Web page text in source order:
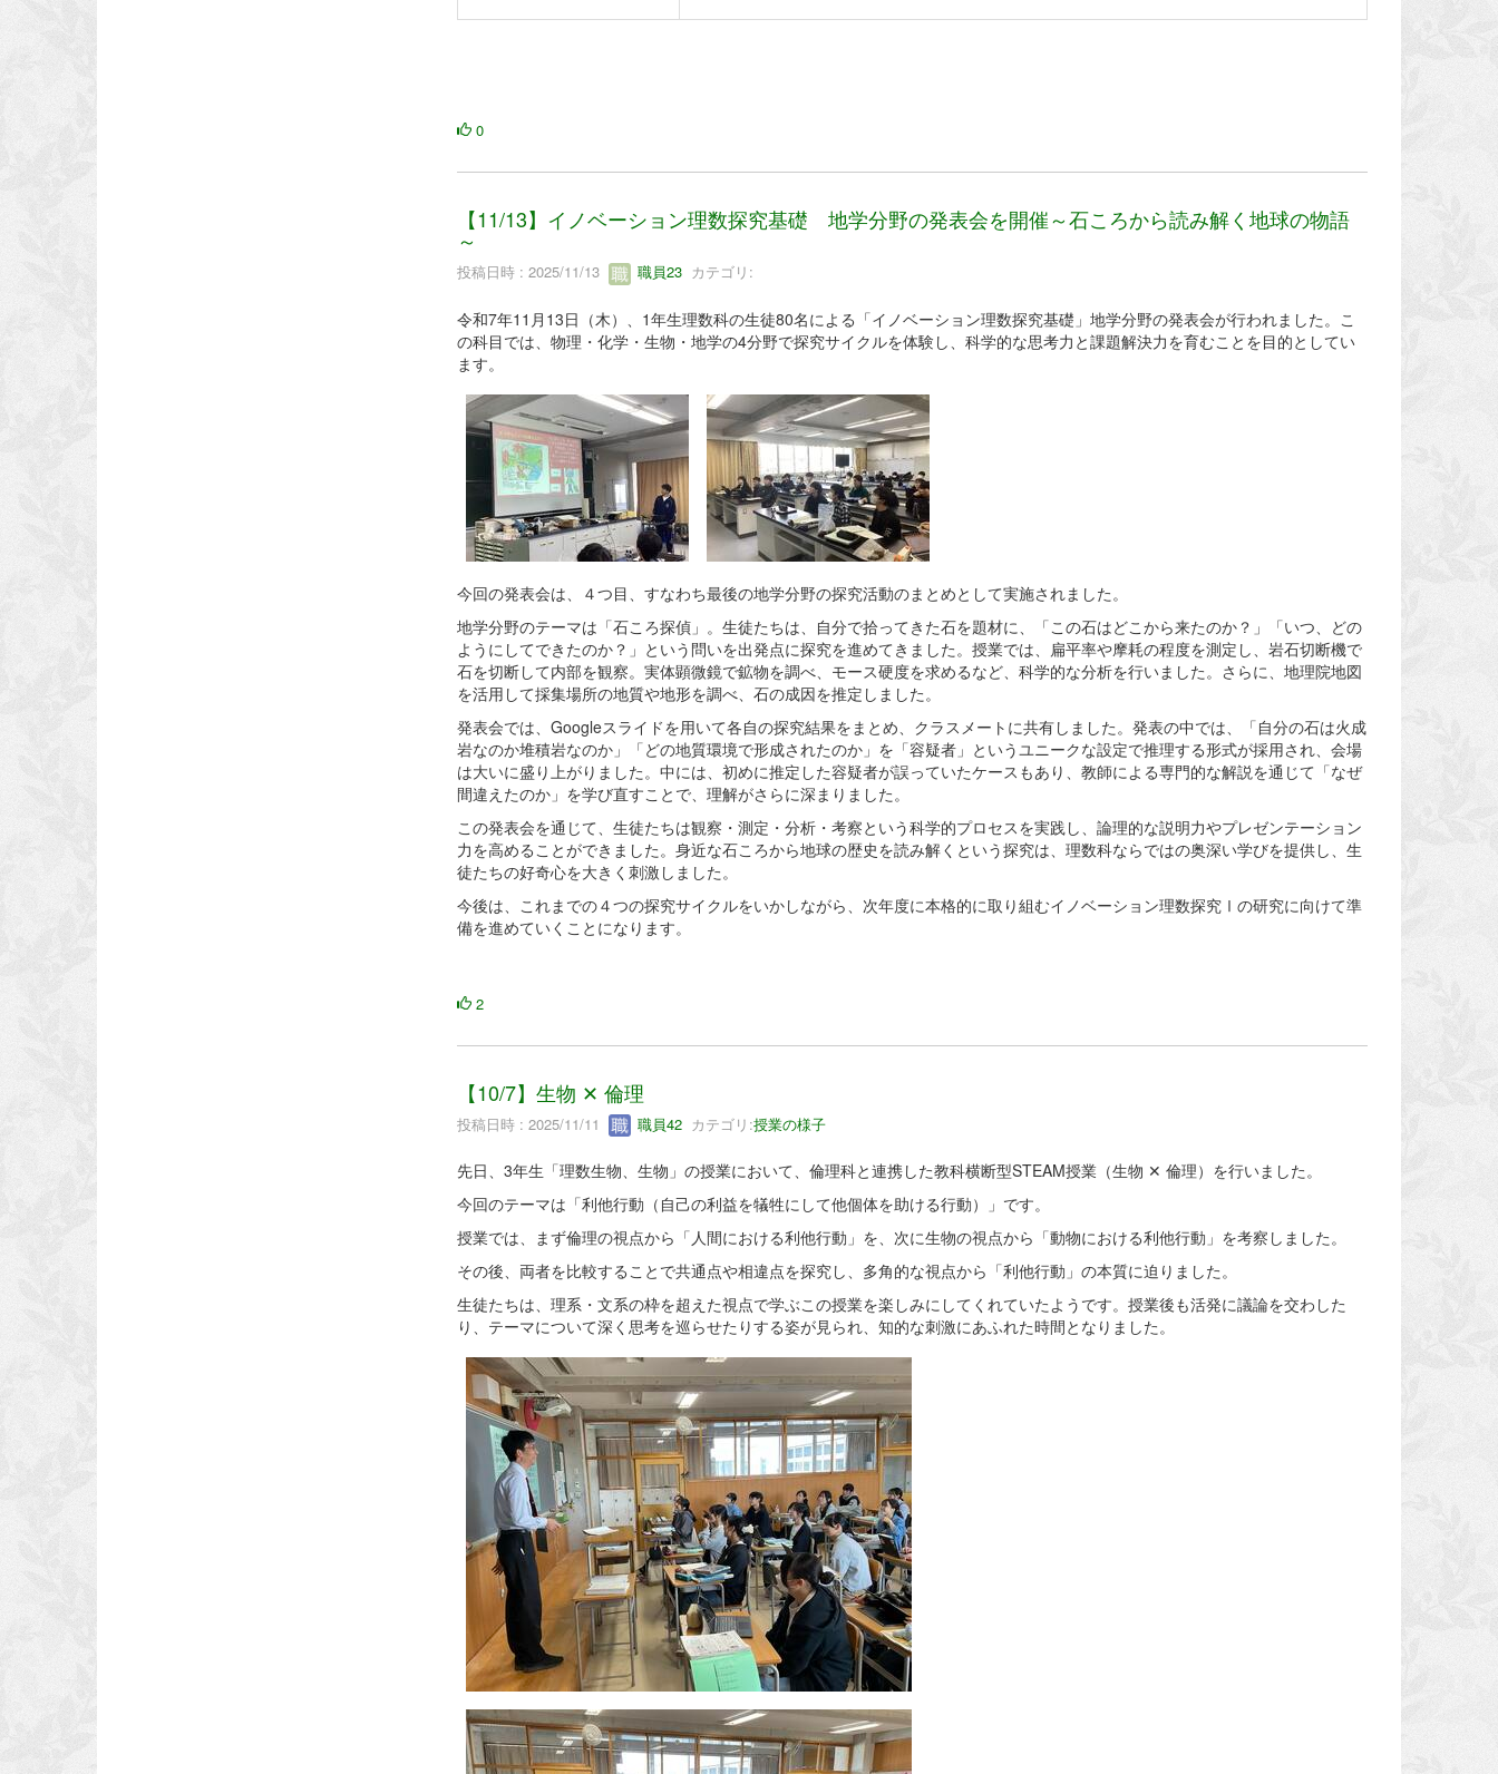
0
【11/13】イノベーション理数探究基礎 地学分野の発表会を開催～石ころから読み解く地球の物語
～
投稿日時 : 2025/11/13 職員23カテゴリ:
令和7年11月13日（木）、1年生理数科の生徒80名による「イノベーション理数探究基礎」地学分野の発表会が行われました。こ
の科目では、物理・化学・生物・地学の4分野で探究サイクルを体験し、科学的な思考力と課題解決力を育むことを目的としてい
ます。
今回の発表会は、４つ目、すなわち最後の地学分野の探究活動のまとめとして実施されました。
地学分野のテーマは「石ころ探偵」。生徒たちは、自分で拾ってきた石を題材に、「この石はどこから来たのか？」「いつ、どの
ようにしてできたのか？」という問いを出発点に探究を進めてきました。授業では、扁平率や摩耗の程度を測定し、岩石切断機で
石を切断して内部を観察。実体顕微鏡で鉱物を調べ、モース硬度を求めるなど、科学的な分析を行いました。さらに、地理院地図
を活用して採集場所の地質や地形を調べ、石の成因を推定しました。
発表会では、Googleスライドを用いて各自の探究結果をまとめ、クラスメートに共有しました。発表の中では、「自分の石は火成
岩なのか堆積岩なのか」「どの地質環境で形成されたのか」を「容疑者」というユニークな設定で推理する形式が採用され、会場
は大いに盛り上がりました。中には、初めに推定した容疑者が誤っていたケースもあり、教師による専門的な解説を通じて「なぜ
間違えたのか」を学び直すことで、理解がさらに深まりました。
この発表会を通じて、生徒たちは観察・測定・分析・考察という科学的プロセスを実践し、論理的な説明力やプレゼンテーション
力を高めることができました。身近な石ころから地球の歴史を読み解くという探究は、理数科ならではの奥深い学びを提供し、生
徒たちの好奇心を大きく刺激しました。
今後は、これまでの４つの探究サイクルをいかしながら、次年度に本格的に取り組むイノベーション理数探究Ⅰの研究に向けて準
備を進めていくことになります。
2
【10/7】生物 ✕ 倫理
投稿日時 : 2025/11/11 職員42カテゴリ:授業の様子
先日、3年生「理数生物、生物」の授業において、倫理科と連携した教科横断型STEAM授業（生物 ✕ 倫理）を行いました。
今回のテーマは「利他行動（自己の利益を犠牲にして他個体を助ける行動）」です。
授業では、まず倫理の視点から「人間における利他行動」を、次に生物の視点から「動物における利他行動」を考察しました。
その後、両者を比較することで共通点や相違点を探究し、多角的な視点から「利他行動」の本質に迫りました。
生徒たちは、理系・文系の枠を超えた視点で学ぶこの授業を楽しみにしてくれていたようです。授業後も活発に議論を交わした
り、テーマについて深く思考を巡らせたりする姿が見られ、知的な刺激にあふれた時間となりました。